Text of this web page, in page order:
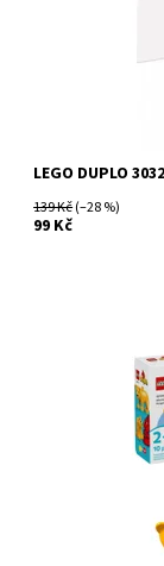
LEGO DUPLO
139 Kč(–28 %)
99 Kč
Vydejte se se